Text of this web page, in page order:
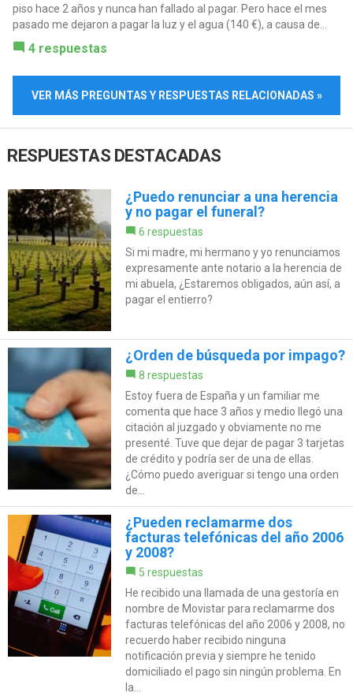
piso hace 2 años y nunca han fallado al pagar. Pero hace el mes
pasado me dejaron a pagar la luz y el agua (140 €), a causa de...
4 respuestas
VER MÁS PREGUNTAS Y RESPUESTAS RELACIONADAS »
RESPUESTAS DESTACADAS
¿Puedo renunciar a una herencia
y no pagar el funeral?
6 respuestas
Si mi madre, mi hermano y yo renunciamos
expresamente ante notario a la herencia de
mi abuela, ¿Estaremos obligados, aún así, a
pagar el entierro?
¿Orden de búsqueda por impago?
8 respuestas
Estoy fuera de España y un familiar me
comenta que hace 3 años y medio llegó una
citación al juzgado y obviamente no me
presenté. Tuve que dejar de pagar 3 tarjetas
de crédito y podría ser de una de ellas.
¿Cómo puedo averiguar si tengo una orden
de...
¿Pueden reclamarme dos
facturas telefónicas del año 2006
y 2008?
5 respuestas
He recibido una llamada de una gestoría en
nombre de Movistar para reclamarme dos
facturas telefónicas del año 2006 y 2008, no
recuerdo haber recibido ninguna
notificación previa y siempre he tenido
domiciliado el pago sin ningún problema. En
la...